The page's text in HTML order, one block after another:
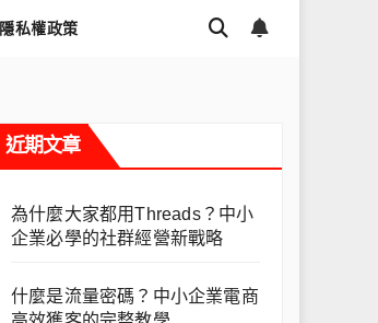
隱私權政策
近期文章
為什麼大家都用Threads？中小
企業必學的社群經營新戰略
什麼是流量密碼？中小企業電商